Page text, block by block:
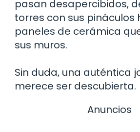
pasan desapercibidos,
torres con sus pináculos
paneles de cerámica
sus muros.
Sin duda, una auténtica
merece ser descubierta.
Anuncios